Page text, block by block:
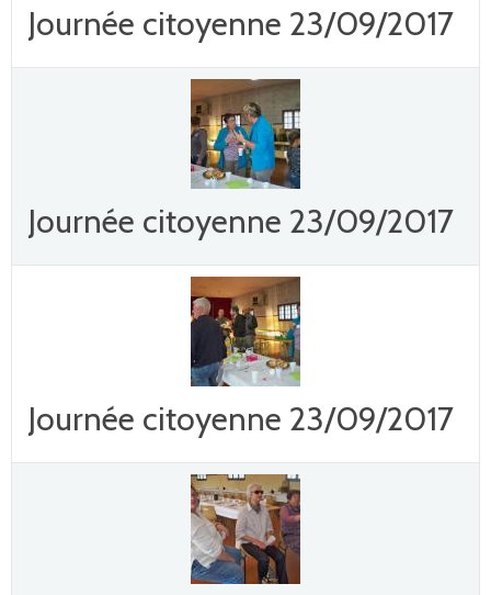
Journée citoyenne 23/09/2017
Journée citoyenne 23/09/2017
Journée citoyenne 23/09/2017